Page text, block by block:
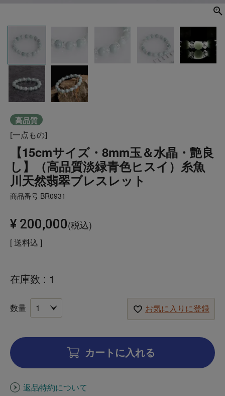
高品質
[一点もの]
【15cmサイズ・8mm玉＆水晶・艶良
し】（高品質淡緑青色ヒスイ）糸魚
川天然翡翠ブレスレット
商品番号 BR0931
¥ 200,000 税込
送料込
在庫数 1
お気に入りに登録
カートに入れる
返品特約について